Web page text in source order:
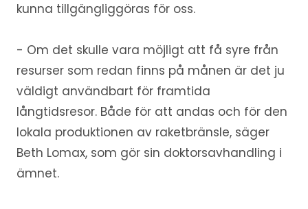
kunna tillgängliggöras för oss.
- Om det skulle vara möjligt att få syre från
resurser som redan finns på månen är det ju
väldigt användbart för framtida
långtidsresor. Både för att andas och för den
lokala produktionen av raketbränsle, säger
Beth Lomax, som gör sin doktorsavhandling i
ämnet.